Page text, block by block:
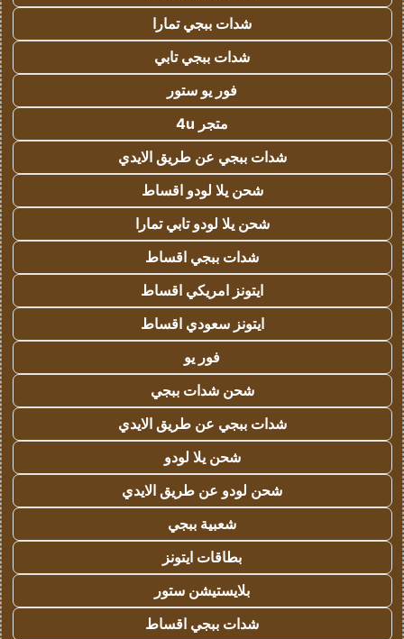
شدات ببجي تمارا
شدات ببجي تابي
فور يو ستور
متجر 4u
شدات ببجي عن طريق الايدي
شحن يلا لودو اقساط
شحن يلا لودو تابي تمارا
شدات ببجي اقساط
ايتونز امريكي اقساط
ايتونز سعودي اقساط
فور يو
شحن شدات ببجي
شدات ببجي عن طريق الايدي
شحن يلا لودو
شحن لودو عن طريق الايدي
شعبية ببجي
بطاقات ايتونز
بلايستيشن ستور
شدات ببجي اقساط